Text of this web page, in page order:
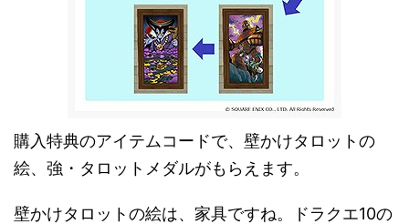
購入特典のアイテムコードで、壁かけタロットの
絵、強・タロットメダルがもらえます。
壁かけタロットの絵は、家具ですね。ドラクエ10の